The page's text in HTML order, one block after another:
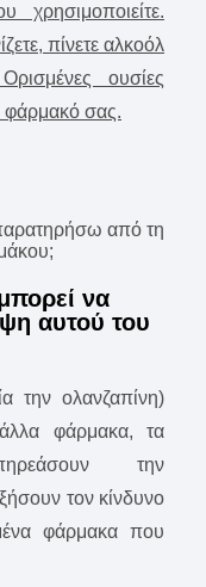
πίνετε αλκοόλ
ουσίες
φάρμακό σας.
να
αυτού του
την ολανζαπίνη)
φάρμακα, τα
την
τον κίνδυνο
φάρμακα που